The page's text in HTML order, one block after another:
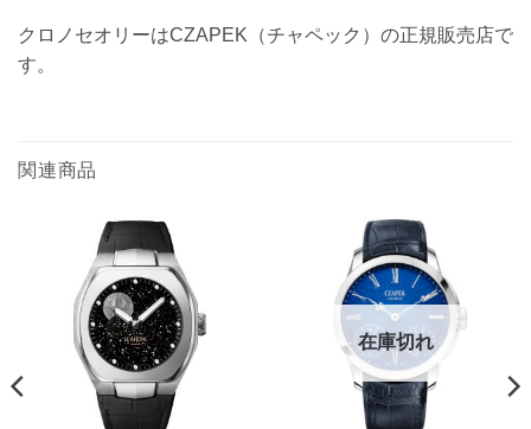
クロノセオリーはCZAPEK（チャペック）の正規販売店で
す。
関連商品
在庫切れ